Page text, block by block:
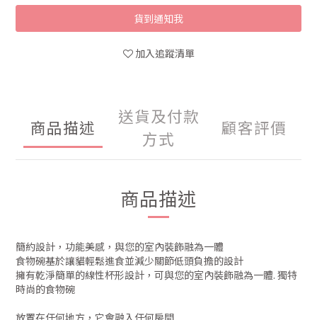
貨到通知我
加入追蹤清單
商品描述
送貨及付款
方式
顧客評價
商品描述
簡約設計，功能美感，與您的室內裝飾融為一體
食物碗基於讓貓輕鬆進食並減少關節低頭負擔的設計
擁有乾淨簡單的線性杯形設計，可與您的室內裝飾融為一體. 獨特
時尚的食物碗
放置在任何地方，它會融入任何房間